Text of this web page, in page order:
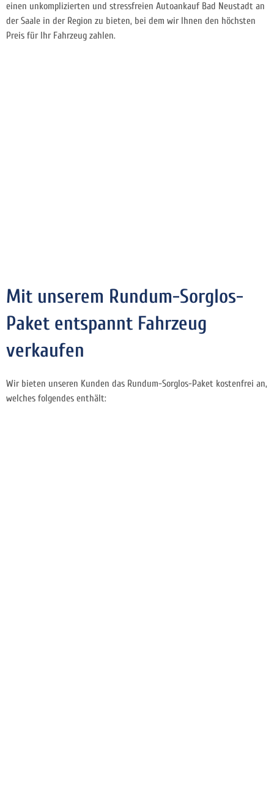
einen unkomplizierten und stressfreien Autoankauf Bad Neustadt an
der Saale in der Region zu bieten, bei dem wir Ihnen den höchsten
Preis für Ihr Fahrzeug zahlen.
Mit unserem Rundum-Sorglos-
Paket entspannt Fahrzeug
verkaufen
Wir bieten unseren Kunden das Rundum-Sorglos-Paket kostenfrei an,
welches folgendes enthält: